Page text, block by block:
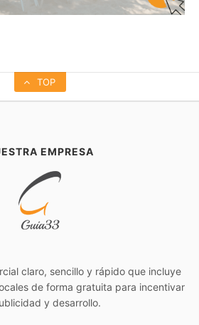
TOP
EMPRESA
claro, sencillo y rápido que incluye
de forma gratuita para incentivar
y desarrollo.